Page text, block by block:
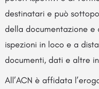
destinatari e può
della documentazione e
ispezioni in loco e a
documenti, dati e altre
All’ACN è affidata